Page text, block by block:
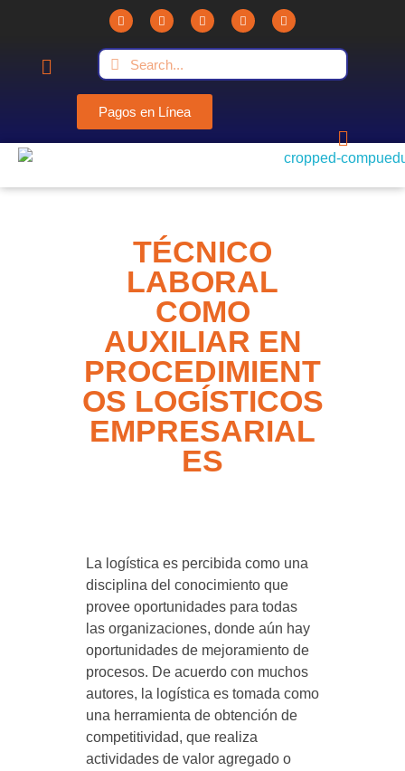
Pagos en Línea
TÉCNICO
LABORAL
COMO
AUXILIAR EN
PROCEDIMIENT
OS LOGÍSTICOS
EMPRESARIAL
ES
La logística es percibida como una
disciplina del conocimiento que
provee oportunidades para todas
las organizaciones, donde aún hay
oportunidades de mejoramiento de
procesos. De acuerdo con muchos
autores, la logística es tomada como
una herramienta de obtención de
competitividad, que realiza
actividades de valor agregado o